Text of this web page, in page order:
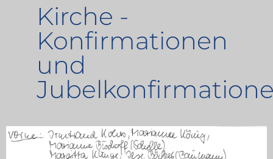
Kirche -
Konfirmationen
und